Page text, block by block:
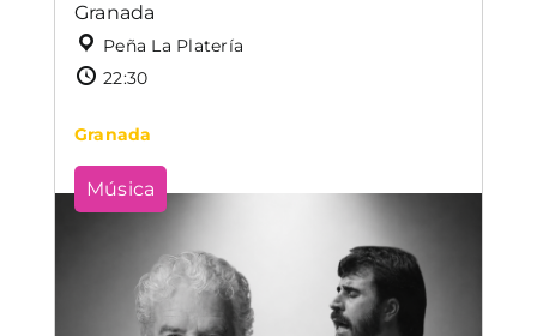
Granada
Peña La Platería
22:30
Granada
Música